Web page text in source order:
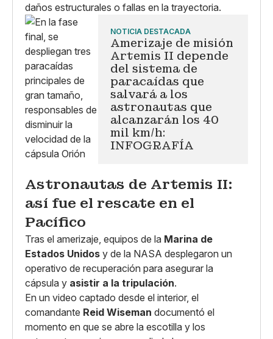
daños estructurales o fallas en la trayectoria.
NOTICIA DESTACADA
Amerizaje de misión
Artemis II depende
del sistema de
paracaídas que
salvará a los
astronautas que
alcanzarán los 40
mil km/h:
INFOGRAFÍA
Astronautas de Artemis II:
así fue el rescate en el
Pacífico
Tras el amerizaje, equipos de la Marina de
Estados Unidos y de la NASA desplegaron un
operativo de recuperación para asegurar la
cápsula y asistir a la tripulación.
En un video captado desde el interior, el
comandante Reid Wiseman documentó el
momento en que se abre la escotilla y los